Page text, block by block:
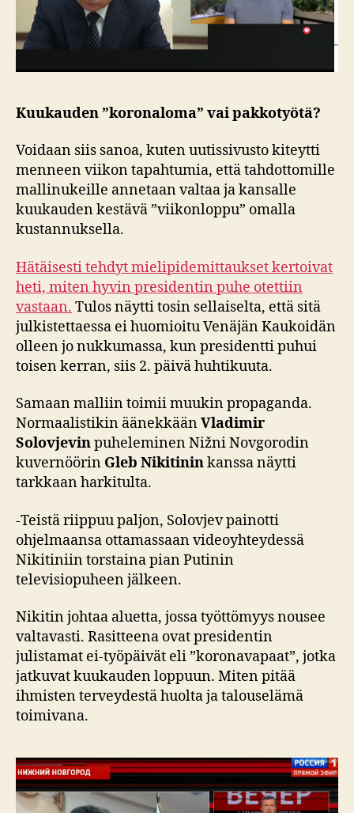
Kuukauden ”koronaloma” vai pakkotyötä?
Voidaan siis sanoa, kuten uutissivusto kiteytti
menneen viikon tapahtumia, että tahdottomille
mallinukeille annetaan valtaa ja kansalle
kuukauden kestävä ”viikonloppu” omalla
kustannuksella.
Hätäisesti tehdyt mielipidemittaukset kertoivat
heti, miten hyvin presidentin puhe otettiin
vastaan. Tulos näytti tosin sellaiselta, että sitä
julkistettaessa ei huomioitu Venäjän Kaukoidän
olleen jo nukkumassa, kun presidentti puhui
toisen kerran, siis 2. päivä huhtikuuta.
Samaan malliin toimii muukin propaganda.
Normaalistikin äänekkäänVladimir
Solovjevinpuheleminen Nižni Novgorodin
kuvernöörin Gleb Nikitininkanssa näytti
tarkkaan harkitulta.
-Teistä riippuu paljon, Solovjev painotti
ohjelmaansa ottamassaan videoyhteydessä
Nikitiniin torstaina pian Putinin
televisiopuheen jälkeen.
Nikitin johtaa aluetta, jossa työttömyys nousee
valtavasti. Rasitteena ovat presidentin
julistamat ei-työpäivät eli ”koronavapaat”, jotka
jatkuvat kuukauden loppuun. Miten pitää
ihmisten terveydestä huolta ja talouselämä
toimivana.